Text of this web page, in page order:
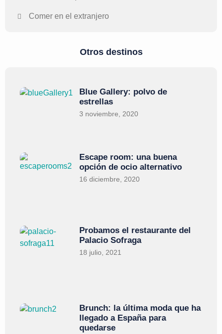
Comer en el extranjero
Otros destinos
Blue Gallery: polvo de
estrellas
3 noviembre, 2020
Escape room: una buena
opción de ocio alternativo
16 diciembre, 2020
Probamos el restaurante del
Palacio Sofraga
18 julio, 2021
Brunch: la última moda que ha
llegado a España para
quedarse